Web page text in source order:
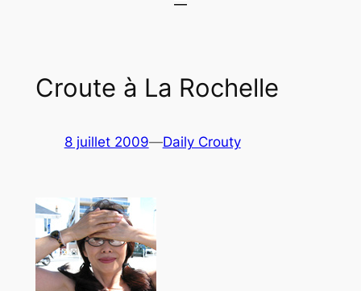
Croute à La Rochelle
8 juillet 2009—Daily Crouty